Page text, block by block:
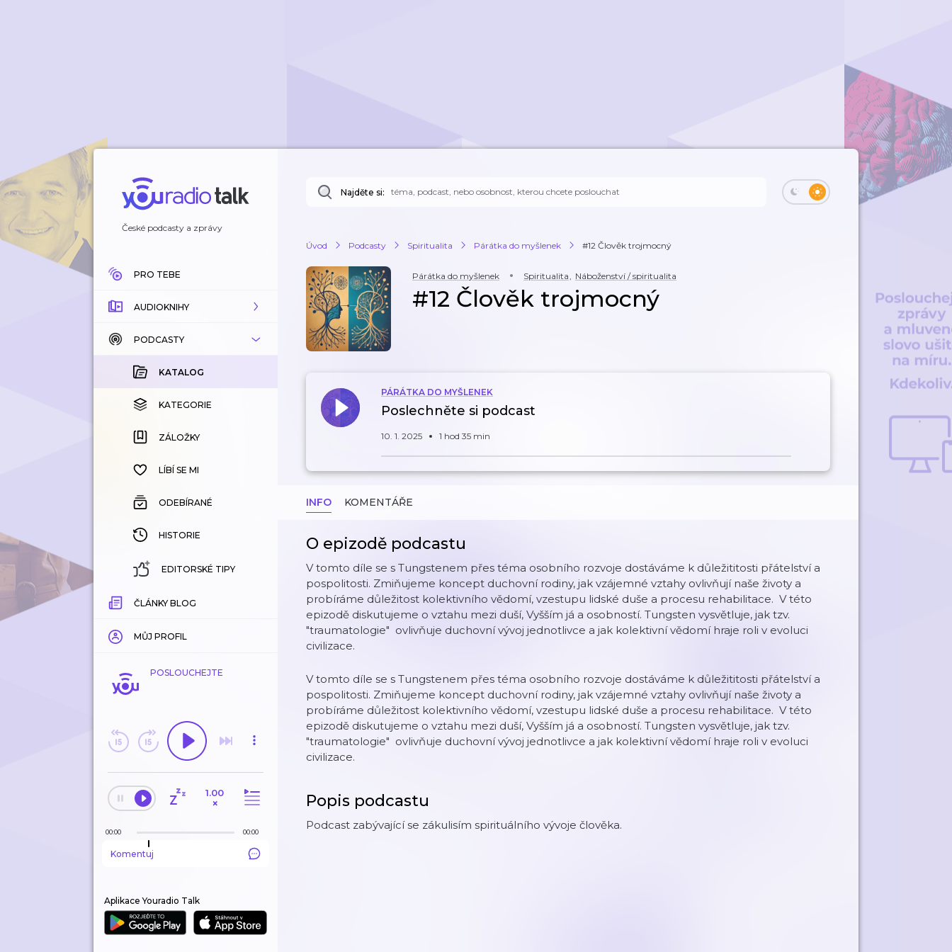
České podcasty a zprávy
PRO TEBE
AUDIOKNIHY
KATALOG
KOUPENÉ
KATEGORIE
ZÁLOŽKY
HISTORIE
PODCASTY
KATALOG
KATEGORIE
ZÁLOŽKY
LÍBÍ SE MI
ODEBÍRANÉ
HISTORIE
EDITORSKÉ TIPY
ČLÁNKY BLOG
MŮJ PROFIL
POSLOUCHEJTE
1.00
×
00:00 00:00
Komentuj
Aplikace Youradio Talk
Najděte si:
Úvod Podcasty Spiritualita Párátka do myšlenek #12 Člověk trojmocný
Párátka do myšlenek Spiritualita, Náboženství / spiritualita
#12 Člověk trojmocný
PÁRÁTKA DO MYŠLENEK
Poslechněte si podcast
10. 1. 2025 1 hod 35 min
INFO KOMENTÁŘE
O epizodě podcastu
V tomto díle se s Tungstenem přes téma osobního rozvoje dostáváme k důležititosti přátelství a
pospolitosti. Zmiňujeme koncept duchovní rodiny, jak vzájemné vztahy ovlivňují naše životy a
probíráme důležitost kolektivního vědomí, vzestupu lidské duše a procesu rehabilitace. V této
epizodě diskutujeme o vztahu mezi duší, Vyšším já a osobností. Tungsten vysvětluje, jak tzv.
"traumatologie" ovlivňuje duchovní vývoj jednotlivce a jak kolektivní vědomí hraje roli v evoluci
civilizace.
V tomto díle se s Tungstenem přes téma osobního rozvoje dostáváme k důležititosti přátelství a
pospolitosti. Zmiňujeme koncept duchovní rodiny, jak vzájemné vztahy ovlivňují naše životy a
probíráme důležitost kolektivního vědomí, vzestupu lidské duše a procesu rehabilitace. V této
epizodě diskutujeme o vztahu mezi duší, Vyšším já a osobností. Tungsten vysvětluje, jak tzv.
"traumatologie" ovlivňuje duchovní vývoj jednotlivce a jak kolektivní vědomí hraje roli v evoluci
civilizace.
Popis podcastu
Podcast zabývající se zákulisím spirituálního vývoje člověka.